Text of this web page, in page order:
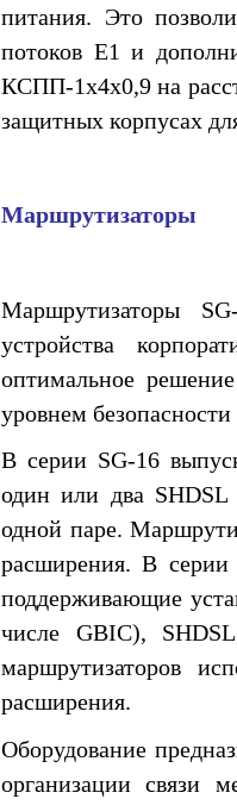
питания. Это
потоков E1 и
КСПП-1x4x0,9 на
защитных корпусах
Маршрутизаторы
Маршрутизаторы
устройства
оптимальное
уровнем
В серии SG-16
один или два SHDSL
одной паре.
расширения. В серии
поддерживающие
числе GBIC),
маршрутизаторов
расширения.
Оборудование
организации связи